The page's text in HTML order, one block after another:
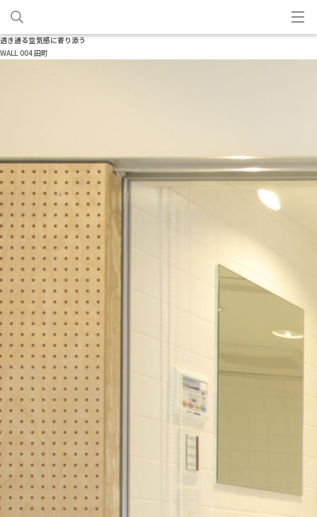
透き通る空気感に寄り添う
WALL 004 田町